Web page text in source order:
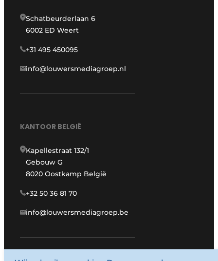
Schatbeurderlaan 6
6002 ED Weert
+31 495 450095
info@louwersmediagroep.nl
KANTOOR BELGIË
Kapellestraat 132/1
Gebouw G
8020 Oostkamp België
+32 50 36 81 70
info@louwersmediagroep.be